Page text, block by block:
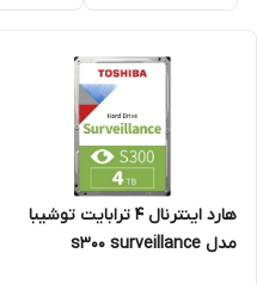
هارد اینترنال 4 ترابایت توشیبا
مدل s300 surveillance